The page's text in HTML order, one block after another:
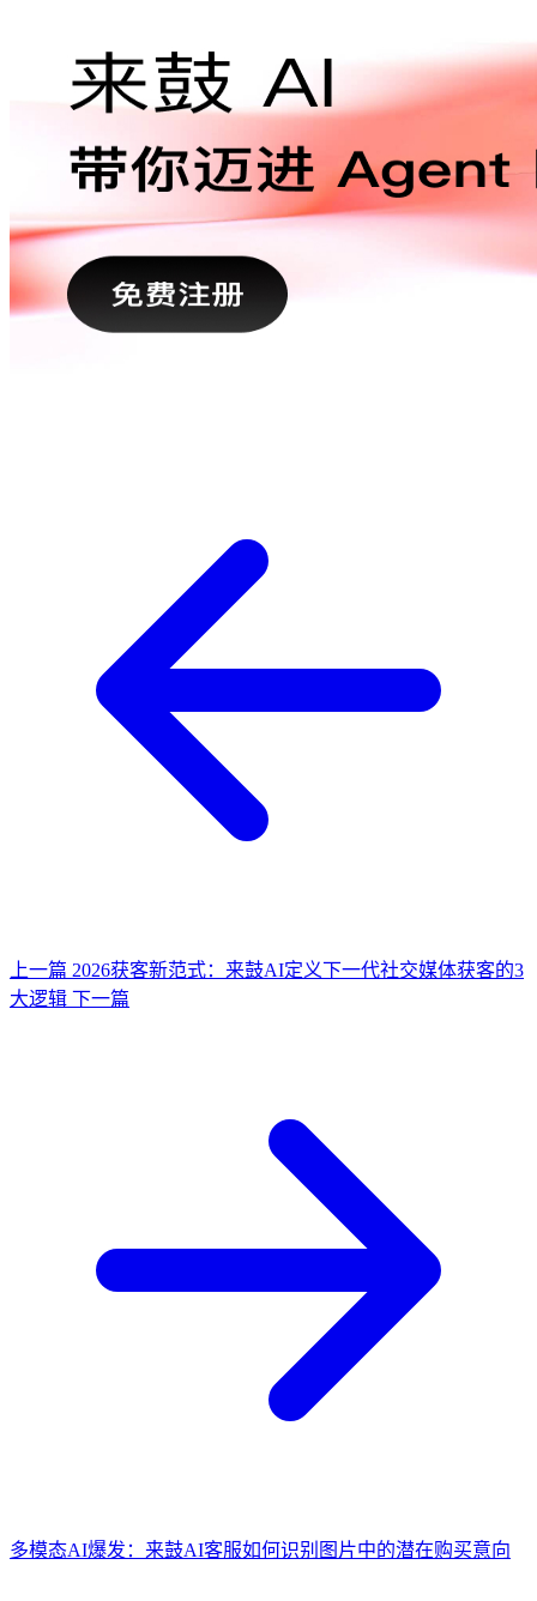
上一篇 2026获客新范式：来鼓AI定义下一代社交媒体获客的3
大逻辑 下一篇
多模态AI爆发：来鼓AI客服如何识别图片中的潜在购买意向